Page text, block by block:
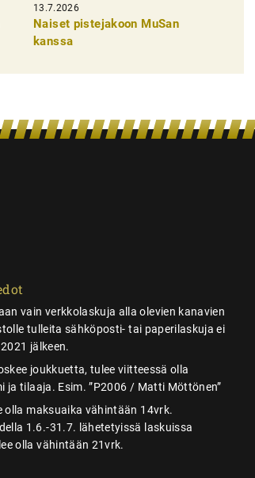
13.7.2026
Naiset pistejakoon MuSan
kanssa
vain verkkolaskuja alla olevien kanavien
tulleita sähköposti- tai paperilaskuja ei
jälkeen.
joukkuetta, tulee viitteessä olla
ja tilaaja. Esim. ”P2006 / Matti Möttönen”
olla maksuaika vähintään 14vrk.
1.6.-31.7. lähetetyissä laskuissa
olla vähintään 21vrk.